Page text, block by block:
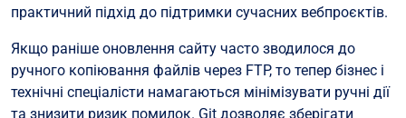
Висновок
практичний підхід до підтримки сучасних вебпроєктів.
Якщо раніше оновлення сайту часто зводилося до
ручного копіювання файлів через FTP, то тепер бізнес і
технічні спеціалісти намагаються мінімізувати ручні дії
та знизити ризик помилок. Git дозволяє зберігати